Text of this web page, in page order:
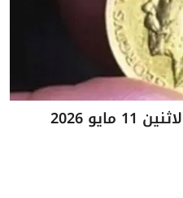
سعر الجنيه الذهب اليوم الاثنين 11 مايو 2026